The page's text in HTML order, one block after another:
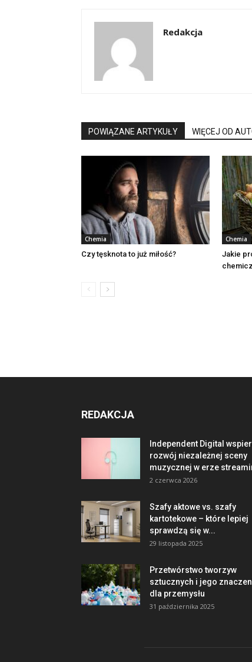
Redakcja
POWIĄZANE ARTYKUŁY WIĘCEJ OD
Chemia
Czy tęsknota to już miłość?
Chemia
Jakie
REDAKCJA
Independent Digital
rozwój niezależnej sceny
muzycznej w erze
2 czerwca 2026
Szafy aktowe vs. szafy
kartotekowe – które lepiej
sprawdzą się w...
29 listopada 2025
Przetwórstwo tworzyw
sztucznych i jego
dla przemysłu
31 października 2025